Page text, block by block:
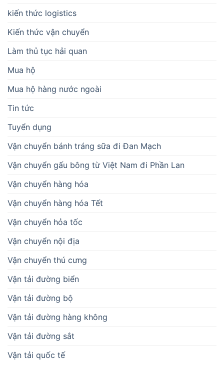
kiến thức logistics
Kiến thức vận chuyển
Làm thủ tục hải quan
Mua hộ
Mua hộ hàng nước ngoài
Tin tức
Tuyển dụng
Vận chuyển bánh tráng sữa đi Đan Mạch
Vận chuyển gấu bông từ Việt Nam đi Phần Lan
Vận chuyển hàng hóa
Vận chuyển hàng hóa Tết
Vận chuyển hỏa tốc
Vận chuyển nội địa
Vận chuyển thú cưng
Vận tải đường biển
Vận tải đường bộ
Vận tải đường hàng không
Vận tải đường sắt
Vận tải quốc tế